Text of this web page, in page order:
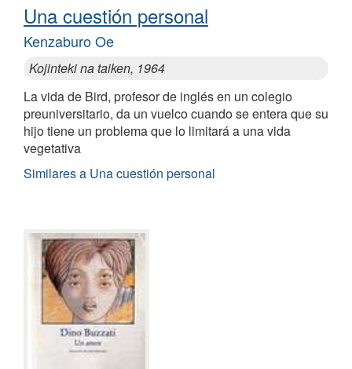
Una cuestión personal
Kenzaburo Oe
Kojinteki na taiken, 1964
La vida de Bird, profesor de inglés en un colegio
preuniversitario, da un vuelco cuando se entera que su
hijo tiene un problema que lo limitará a una vida
vegetativa
Similares a Una cuestión personal